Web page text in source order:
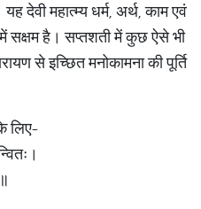
देवी महात्म्य धर्म, अर्थ, काम एवं
में सक्षम है। सप्तशती में कुछ ऐसे भी
से इच्छित मनोकामना की पूर्ति
लिए-